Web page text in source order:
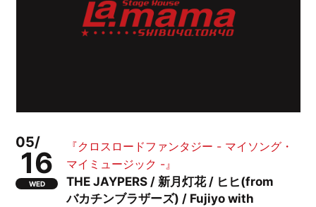
05/
16
WED
『クロスロードファンタジー - マイソング・
マイミュージック -』
THE JAYPERS / 新月灯花 / ヒヒ(from
バカチンブラザーズ) / Fujiyo with